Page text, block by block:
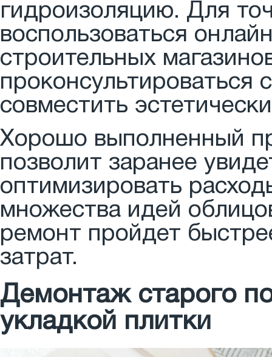
гидроизоляцию. Для
воспользоваться
строительных
совместить
Хорошо выполненный
позволит заранее
оптимизировать
множества идей
ремонт пройдет
затрат.
Демонтаж старого
укладкой плитки